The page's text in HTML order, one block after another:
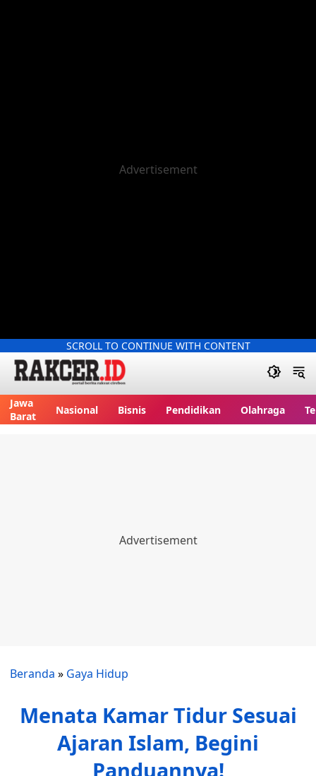
SCROLL TO CONTINUE WITH CONTENT
Jawa
Barat
Nasional Bisnis Pendidikan Olahraga
Beranda » Gaya Hidup
Menata Kamar Tidur Sesuai
Ajaran Islam, Begini
Panduannya!